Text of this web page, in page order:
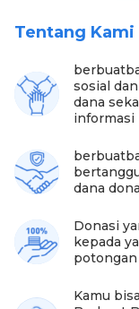
Tentang Kami
sosial
dana
informasi
dana
Donasi
kepada
Kamu